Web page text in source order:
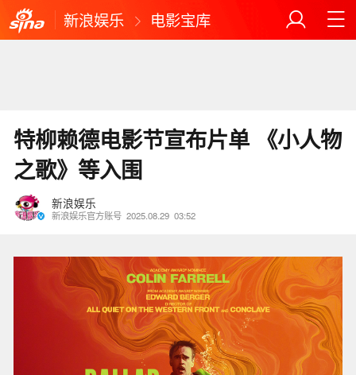
新浪娱乐 电影宝库
特柳赖德电影节宣布片单 《小人物
之歌》等入围
新浪娱乐
新浪娱乐官方账号 2025.08.29 03:52